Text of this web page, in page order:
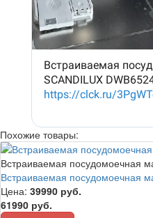
Похожие товары:
Встраиваемая посудомоечная
Встраиваемая посудомоечная
Цена: 39990 руб.
61990 руб.